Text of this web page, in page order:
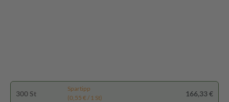
300 St
Spartipp
(0,55 € / 1 St)
166,33 €